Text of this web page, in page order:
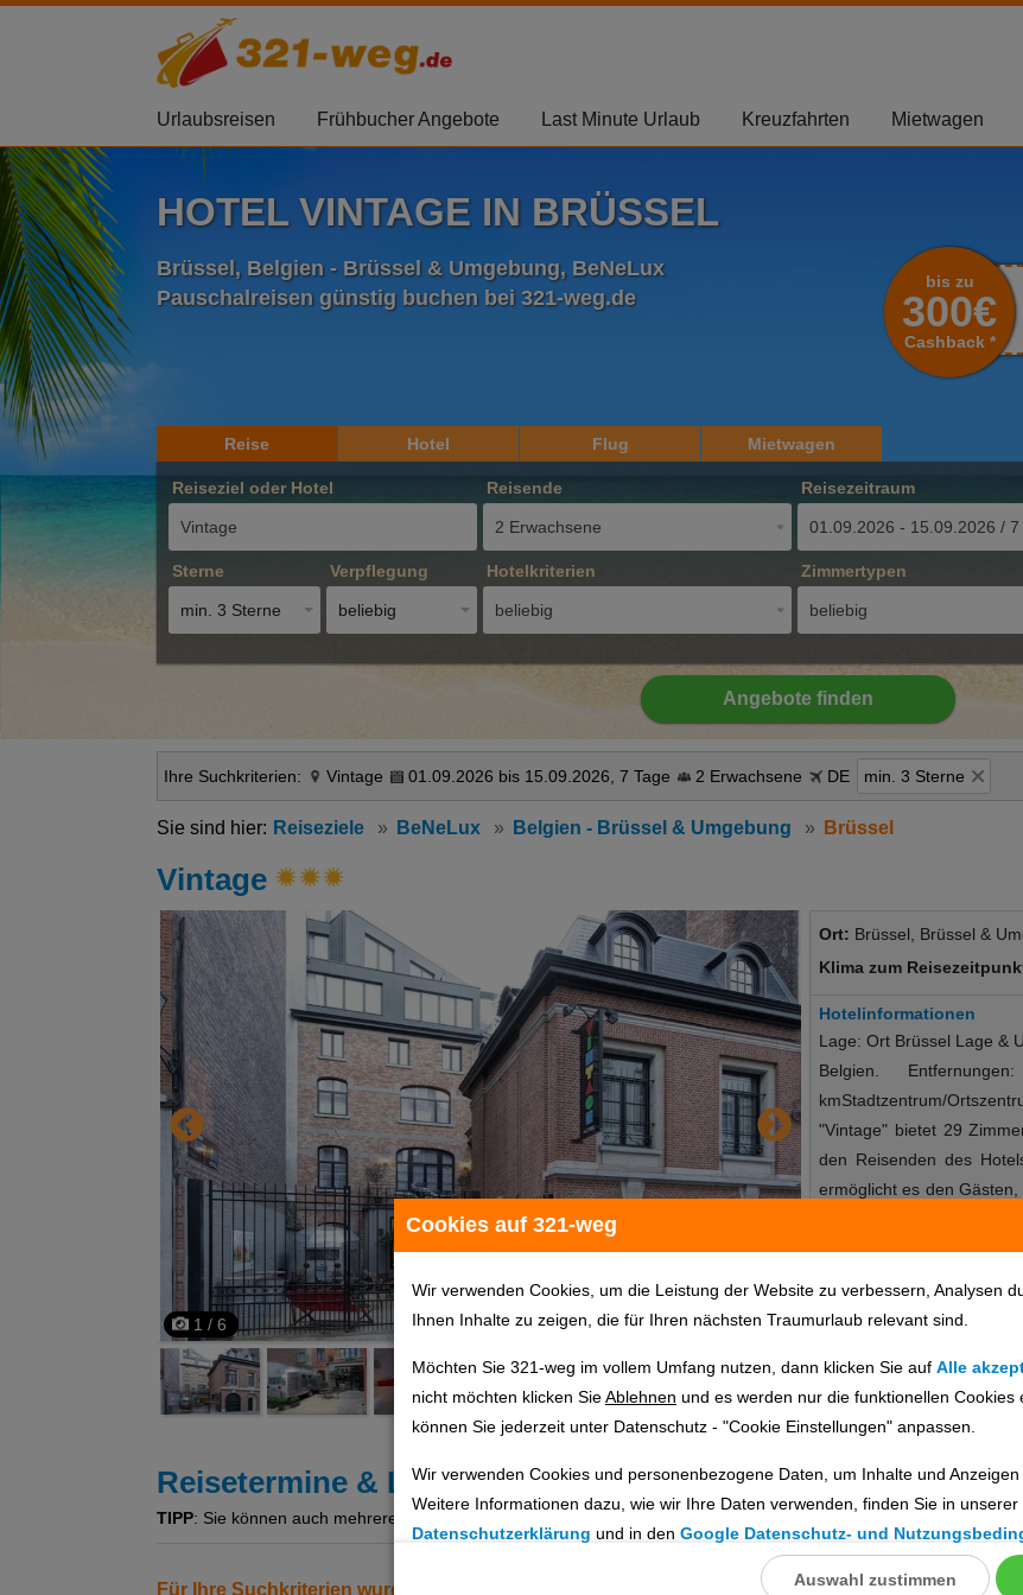
Cookies auf 321-weg
Wir verwenden Cookies, um die Leistung der Website zu verbessern, Analysen
Ihnen Inhalte zu zeigen, die für Ihren nächsten Traumurlaub relevant sind.
Möchten Sie 321-weg im vollem Umfang nutzen, dann klicken Sie auf Alle
nicht möchten klicken SieAblehnen und es werden nur die funktionellen Cookies
können Sie jederzeit unter Datenschutz - "Cookie Einstellungen" anpassen.
Wir verwenden Cookies und personenbezogene Daten, um Inhalte und Anzeigen
Weitere Informationen dazu, wie wir Ihre Daten verwenden, finden Sie in unserer
Datenschutzerklärung und in den Google Datenschutz- und
Auswahl zustimmen
Urlaubsreisen Frühbucher Angebote Last Minute Urlaub Kreuzfahrten Mietwagen
HOTEL VINTAGE IN BRÜSSEL
Brüssel, Belgien - Brüssel & Umgebung, BeNeLux
Pauschalreisen günstig buchen bei 321-weg.de
bis zu
300€
Cashback *
Reise Hotel Flug Mietwagen
Reiseziel oder Hotel Reisende
2 Erwachsene
Reisezeitraum
Sterne
min. 3 Sterne
Verpflegung
beliebig
Hotelkriterien
beliebig
Zimmertypen
beliebig
Angebote finden
Ihre Suchkriterien: Vintage 01.09.2026 bis 15.09.2026, 7 Tage 2 Erwachsene DE min. 3 Sterne
Reiseziele BeNeLux Belgien - Brüssel & Umgebung Brüssel
Vintage
1 / 6
Ort: Brüssel, Brüssel &
Klima zum
Hotelinformationen
Lage: Ort Brüssel Lage &
Belgien.
kmStadtzentrum/
"Vintage" bietet 29
den Reisenden des
ermöglicht es den
eigenen Fahrzeug
abstellen. Das bietet
GebührZahlungsarten:
Karte/
gegen
29Landeskategorie: 3
garantiert einen guten
Annehmlichkeiten
Unterkünfte. Das Haus
wohnen Sie
Reisetermine & Leistungen
TIPP: Sie können auch mehrere Angebote gleichzeitig prüfen. Die Verfügbarkeit wird direkt beim Veranstalter
Für Ihre Suchkriterien wurden keine Ergebnisse gefunden.